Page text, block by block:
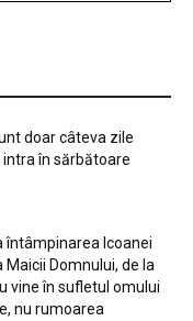
doar câteva zile
intra în sărbătoare
întâmpinarea Icoanei
Domnului, de la
vine în sufletul omului
nu rumoarea